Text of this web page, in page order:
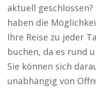
aktuell geschlossen?
haben die
Ihre Reise zu jeder
buchen, da es rund
Sie können sich
unabhängig von